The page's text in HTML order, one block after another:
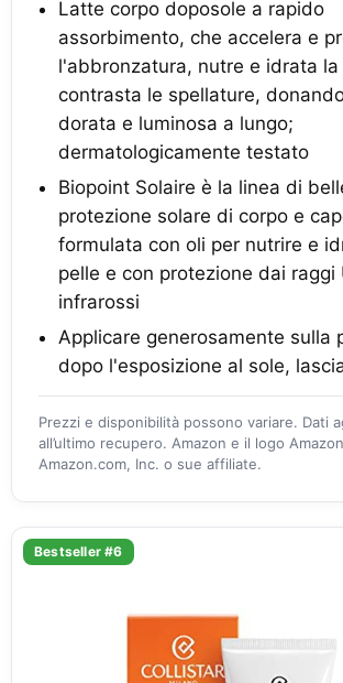
Latte corpo doposole a rapido
assorbimento, che accelera e
l'abbronzatura, nutre e idrata la
contrasta le spellature,
dorata e luminosa a lungo;
dermatologicamente testato
Biopoint Solaire è la linea di
protezione solare di corpo e
formulata con oli per nutrire e
pelle e con protezione dai raggi
infrarossi
Applicare generosamente sulla
dopo l'esposizione al sole,
Prezzi e disponibilità possono variare. Dati
all’ultimo recupero. Amazon e il logo
Amazon.com, Inc. o sue affiliate.
Bestseller #6